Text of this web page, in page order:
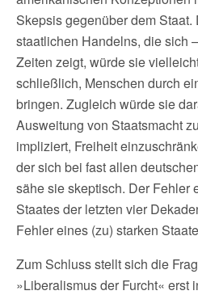
Skepsis gegenüber dem
staatlichen Handelns, die sich
Zeiten zeigt, würde sie
schließlich, Menschen durch
bringen. Zugleich würde sie
Ausweitung von Staatsmacht
impliziert, Freiheit
der sich bei fast allen
sähe sie skeptisch. Der Fehler
Staates der letzten vier
Fehler eines (zu) starken
Zum Schluss stellt sich die
»Liberalismus der Furcht« erst